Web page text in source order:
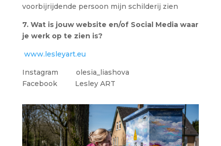
voorbijrijdende persoon mijn schilderij zien
7. Wat is jouw website en/of Social Media waar
je werk op te zien is?
www.lesleyart.eu
Instagram olesia_liashova
Facebook Lesley ART